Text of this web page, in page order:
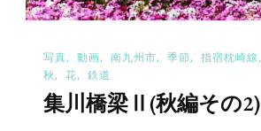
写真 動画 南九州市 季節 指宿枕崎線
秋
花 鉄道
集川橋梁Ⅱ(秋編その2)